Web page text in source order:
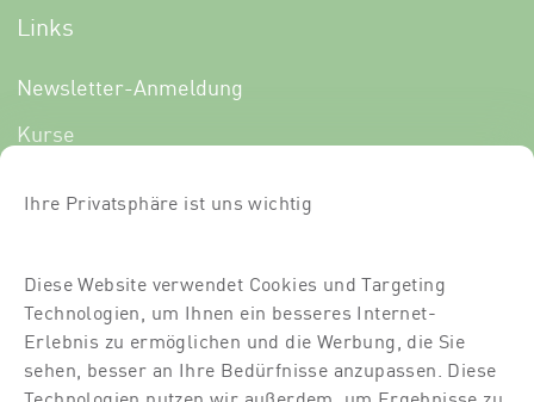
Ihre Privatsphäre ist uns wichtig
Diese Website verwendet Cookies und Targeting
Technologien, um Ihnen ein besseres Internet-
Erlebnis zu ermöglichen und die Werbung, die Sie
sehen, besser an Ihre Bedürfnisse anzupassen. Diese
Links
Newsletter-Anmeldung
Kurse
Für Partner
Kontakt
Standort